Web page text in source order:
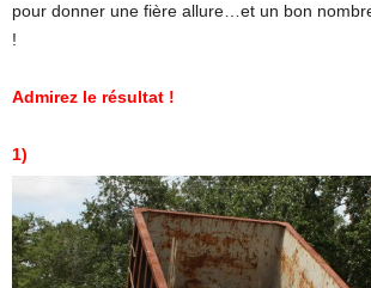
pour donner une fière allure…et un bon
!
Admirez le résultat !
1)